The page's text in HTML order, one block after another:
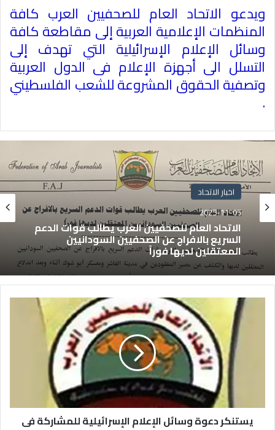
ويدعو الاتحاد العام للصحفيين العرب كافة
المنظمات الإعلامية العربية إلى مقاطعة كافة
وسائل الإعلام الإسرائيلية التي تهدف إلى
التسلل الى أجهزة الإعلام فى الدول العربية
وتصفية الحقوق المشروعة للشعب الفلسطيني
.
اخبار الاتحاد
2025-11-05
الاتحاد العام للصحفيين العرب يطالب قوات الدعم
السريع بالافراج عن الصحفيين السودانيين
المعتقلين لديها فوراً
يستنكر دعوة وسائل الإعلام الإسرائيلية للمشاركة فى